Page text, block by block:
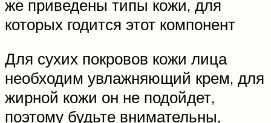
же приведены типы кожи, для
которых годится этот компонент
Для сухих покровов кожи лица
необходим увлажняющий крем, для
жирной кожи он не подойдет,
поэтому будьте внимательны,